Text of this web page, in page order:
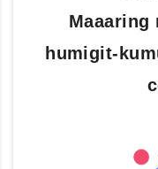
Maaaring
humigit-